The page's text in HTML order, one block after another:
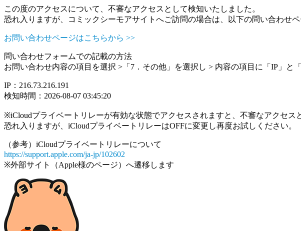
この度のアクセスについて、不審なアクセスとして検知いたしました。
恐れ入りますが、コミックシーモアサイトへご訪問の場合は、以下の問い合わせ
お問い合わせページはこちらから >>
問い合わせフォームでの記載の方法
お問い合わせ内容の項目を選択 >「7．その他」を選択し > 内容の項目に「IP」と
IP：216.73.216.191
検知時間：2026-08-07 03:45:20
※iCloudプライベートリレーが有効な状態でアクセスされますと、不審なアクセス
恐れ入りますが、iCloudプライベートリレーはOFFに変更し再度お試しください。
（参考）iCloudプライベートリレーについて
https://support.apple.com/ja-jp/102602
※外部サイト（Apple様のページ）へ遷移します